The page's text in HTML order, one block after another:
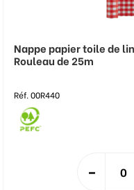
Nappe papier toile de
Rouleau de 25m
Réf. 00R440